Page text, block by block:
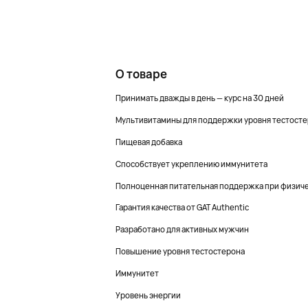
О товаре
Принимать дважды в день — курс на 30 дней
Мультивитамины для поддержки уровня
Пищевая добавка
Способствует укреплению иммунитета
Полноценная питательная поддержка при
Гарантия качества от GAT Authentic
Разработано для активных мужчин
Повышение уровня тестостерона
Иммунитет
Уровень энергии